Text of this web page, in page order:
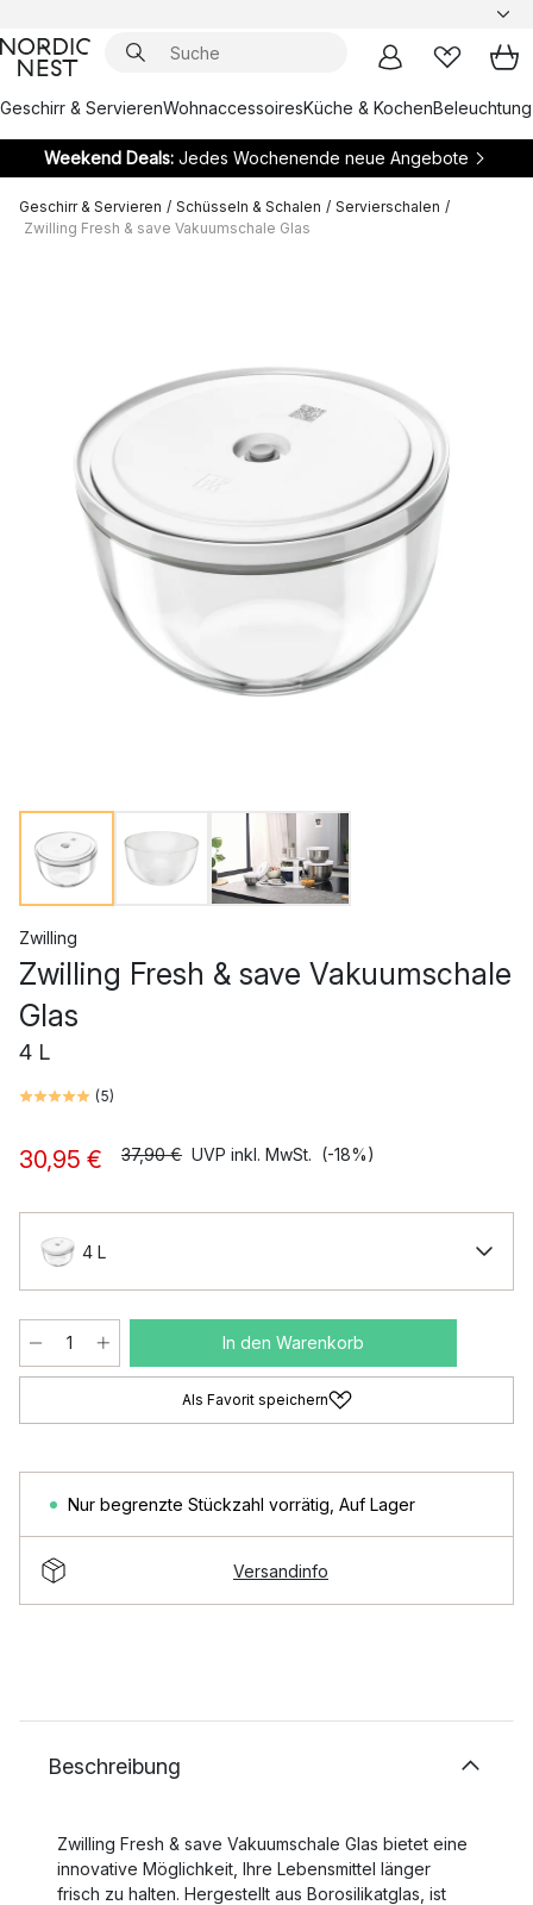
Geschirr & ServierenWohnaccessoiresKüche & KochenBeleuchtung
Weekend Deals:Jedes Wochenende neue Angebote
Geschirr & Servieren / Schüsseln & Schalen / Servierschalen /
Zwilling Fresh & save Vakuumschale Glas
Zwilling
Zwilling Fresh & save Vakuumschale
Glas
4 L
(5)
30,95 € 37,90 € UVP inkl. MwSt. (-18%)
4 L
In den Warenkorb
Als Favorit speichern
Nur begrenzte Stückzahl vorrätig Auf Lager
Versandinfo
Beschreibung
Zwilling Fresh & save Vakuumschale Glas bietet eine
innovative Möglichkeit, Ihre Lebensmittel länger
frisch zu halten. Hergestellt aus Borosilikatglas, ist